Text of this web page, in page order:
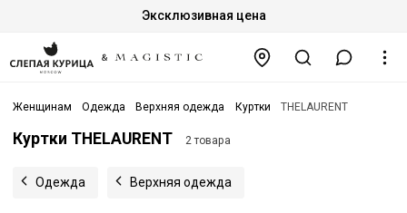
Эксклюзивная цена
Женщинам Одежда Верхняя одежда Куртки THELAURENT
Куртки THELAURENT 2 товара
Одежда Верхняя одежда